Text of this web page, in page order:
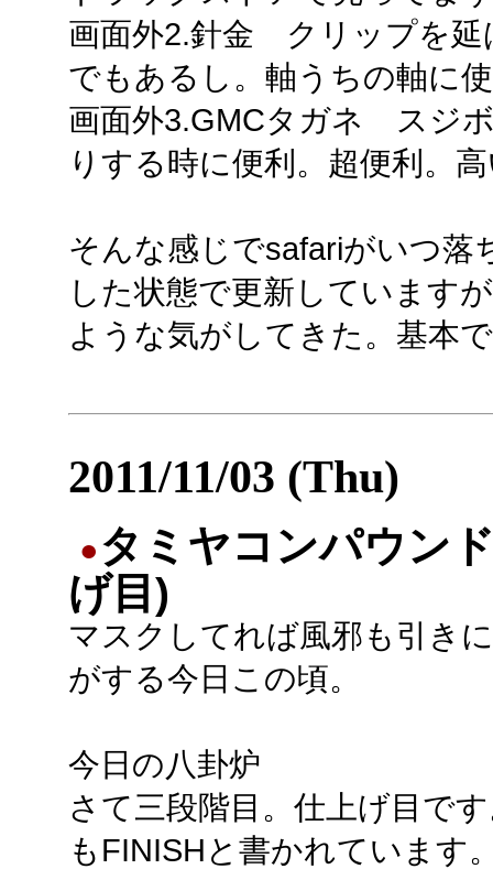
画面外2.針金 クリップを延
でもあるし。軸うちの軸に
画面外3.GMCタガネ スジ
りする時に便利。超便利。
そんな感じでsafariがいつ
した状態で更新しています
ような気がしてきた。基本
2011/11/03 (Thu)
●タミヤコンパウン
げ目)
マスクしてれば風邪も引き
がする今日この頃。
今日の八卦炉
さて三段階目。仕上げ目で
もFINISHと書かれています